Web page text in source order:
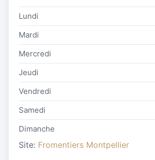
Lundi
Mardi
Mercredi
Jeudi
Vendredi
Samedi
Dimanche
Site: Fromentiers Montpellier